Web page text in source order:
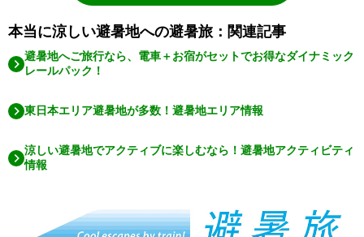
本当に涼しい避暑地への避暑旅：関連記事
避暑地へご旅行なら、電車＋お宿がセットでお得なダイナミック
レールパック！
東日本エリア避暑地が多数！避暑地エリア情報
涼しい避暑地でアクティブに楽しむなら！避暑地アクティビティ
情報